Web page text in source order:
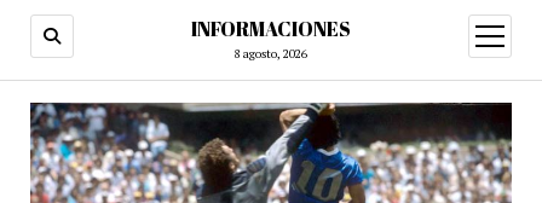
INFORMACIONES
8 agosto, 2026
abrir
menú